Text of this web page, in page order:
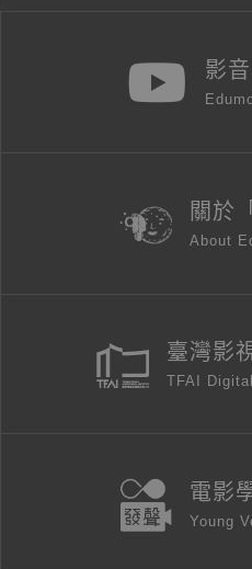
影
關於
About
臺灣影
TFAI
電影
Young